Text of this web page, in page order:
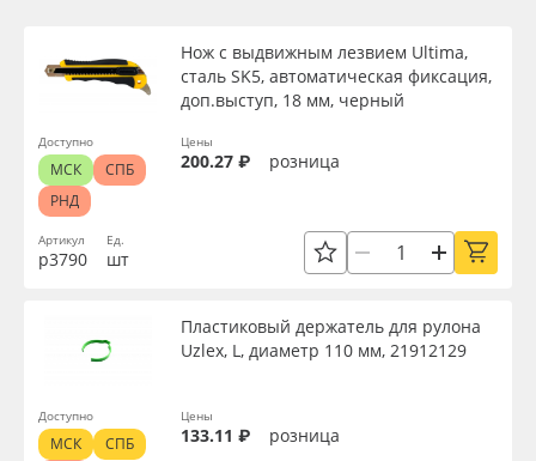
Артикул
р3790
Нож с выдвижным лезвием Ultima,
сталь SK5, автоматическая фиксация,
доп.выступ, 18 мм, черный
Ед.
шт
Цены
200.27 ₽ розница
Доступно
МСК
СПБ
РНД
Пластиковый держатель для рулона
Uzlex, L, диаметр 110 мм, 21912129
Цены
133.11 ₽ розница
Доступно
МСК СПБ